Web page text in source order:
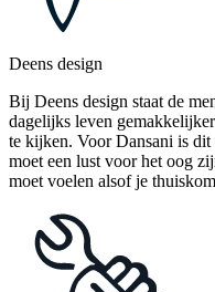
Deens design
Bij Deens design staat de
dagelijks leven
te kijken. Voor Dansani is
moet een lust voor het oog
moet voelen alsof je